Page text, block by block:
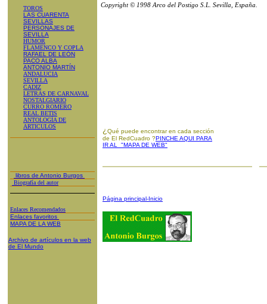
TOROS
LAS CUARENTA
SEVILLAS
PERSONAJES DE
SEVILLA
HUMOR
FLAMENCO Y COPLA
RAFAEL DE LEÓN
PACO ALBA
ANTONIO MARTÍN
ANDALUCIA
SEVILLA
CADIZ
LETRAS DE CARNAVAL
NOSTALGIARIO
CURRO ROMERO
REAL BETIS
ANTOLOGÍA DE
ARTICULOS
libros de Antonio Burgos
Biografía del autor
Enlaces Recomendados
Enlaces favoritos
MAPA DE LA WEB
Archivo de artículos en la web
de El Mundo
Copyright © 1998 Arco del Postigo S.L. Sevilla, España.
¿ Qué puede encontrar en cada sección
de El RedCuadro ?PINCHE AQUI PARA
IR AL "MAPA DE WEB"
Página principal-Inicio